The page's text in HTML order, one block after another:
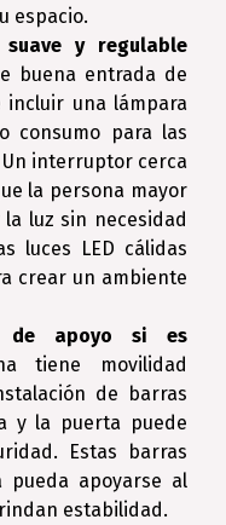
espacio.
y regulable
buena entrada de
una lámpara
consumo para las
interruptor cerca
la persona mayor
luz sin necesidad
luces LED cálidas
crear un ambiente
de apoyo si es
tiene movilidad
de barras
y la puerta puede
Estas barras
pueda apoyarse al
estabilidad.